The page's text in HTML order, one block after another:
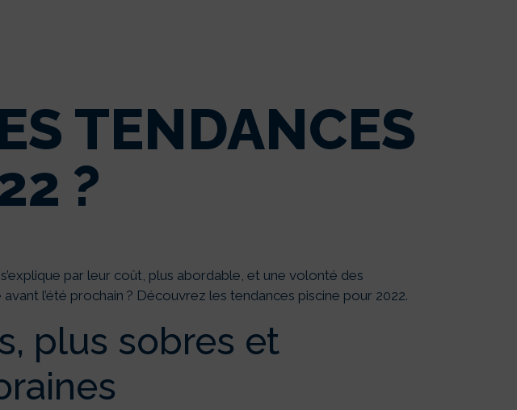
TENDANCES
?
par leur coût, plus abordable, et une volonté des
l’été prochain ? Découvrez les tendances piscine pour 2022.
plus sobres et